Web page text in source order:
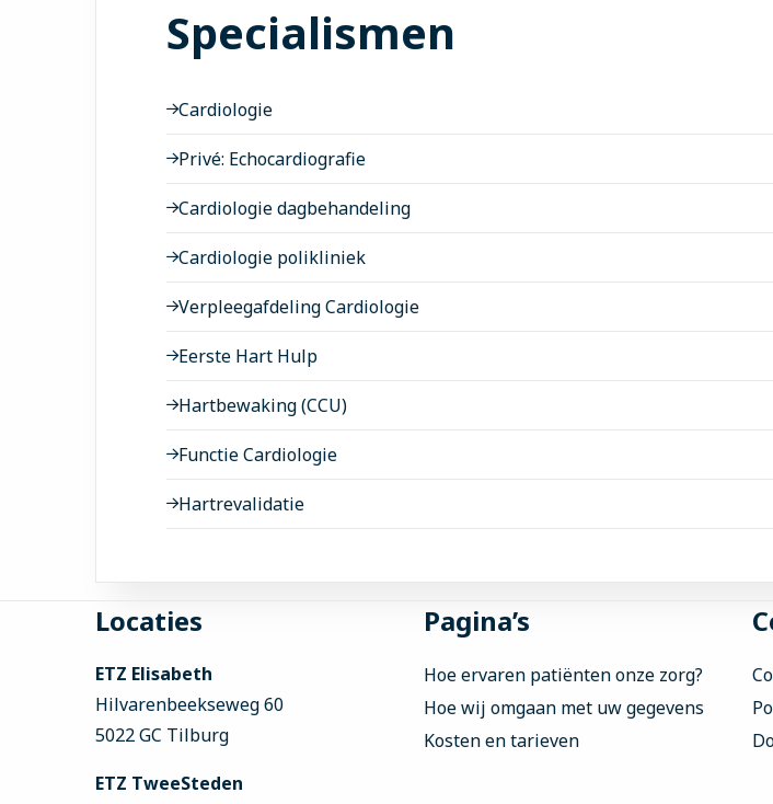
Specialismen
Cardiologie
Privé: Echocardiografie
Cardiologie dagbehandeling
Cardiologie polikliniek
Verpleegafdeling Cardiologie
Eerste Hart Hulp
Hartbewaking (CCU)
Functie Cardiologie
Hartrevalidatie
footer
Locaties
ETZ Elisabeth
Hilvarenbeekseweg 60
5022 GC Tilburg
ETZ TweeSteden
Pagina’s
Hoe ervaren patiënten onze zorg?
Hoe wij omgaan met uw gegevens
Kosten en tarieven